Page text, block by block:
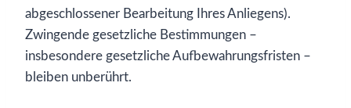
abgeschlossener Bearbeitung Ihres Anliegens).
Zwingende gesetzliche Bestimmungen –
insbesondere gesetzliche Aufbewahrungsfristen –
bleiben unberührt.